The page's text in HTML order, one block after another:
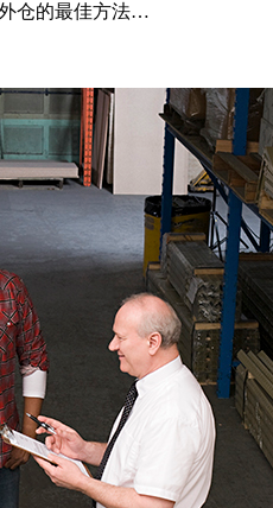
仓的最佳方法…